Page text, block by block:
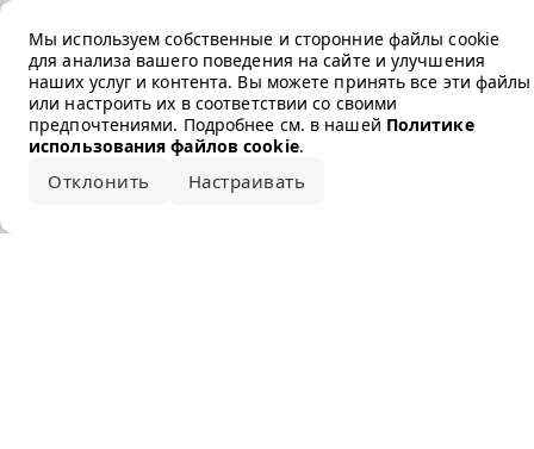
Мы используем собственные и сторонние файлы cookie
для анализа вашего поведения на сайте и улучшения
наших услуг и контента. Вы можете принять все эти файлы
или настроить их в соответствии со своими
предпочтениями. Подробнее см. в нашей Политике
использования файлов cookie.
Отклонить Настраивать
Error loading the brand